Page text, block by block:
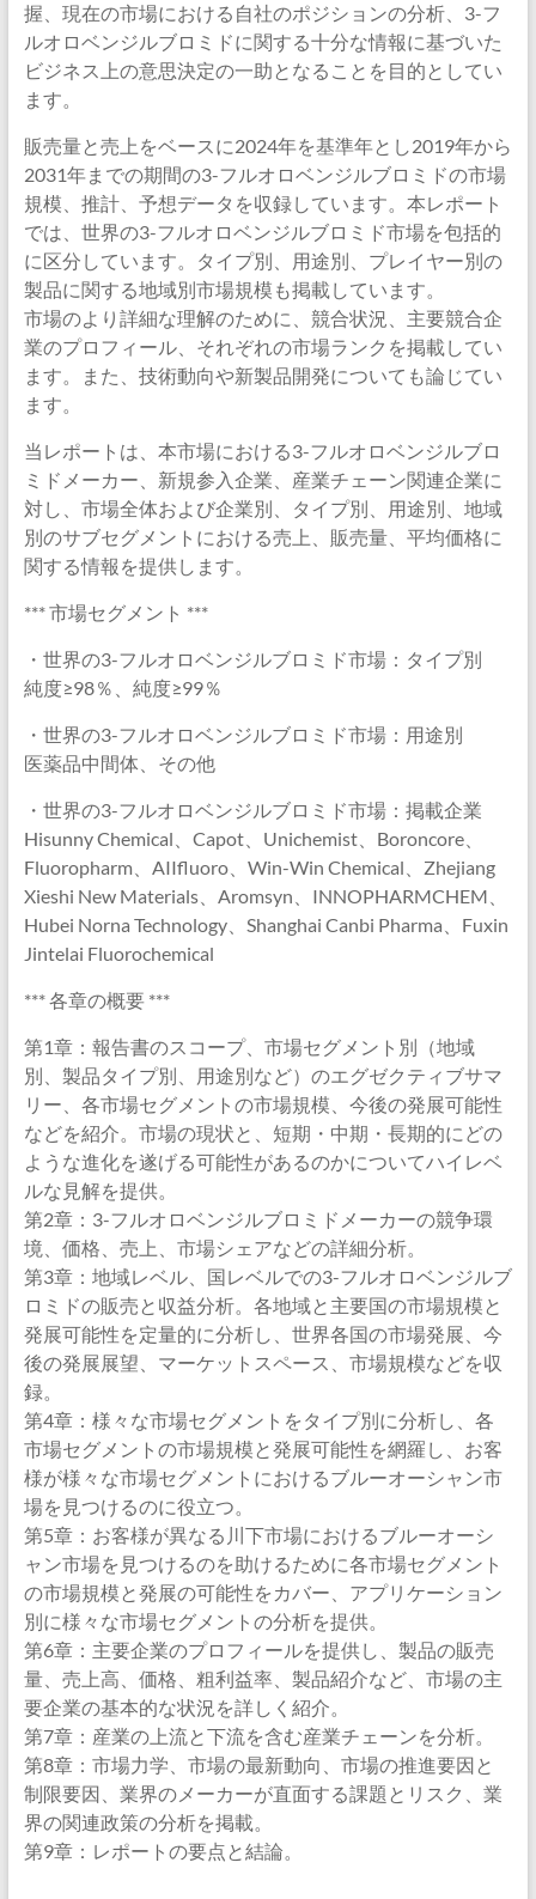
握、現在の市場における自社のポジションの分析、3-フ
ルオロベンジルブロミドに関する十分な情報に基づいた
ビジネス上の意思決定の一助となることを目的としてい
ます。
販売量と売上をベースに2024年を基準年とし2019年から
2031年までの期間の3-フルオロベンジルブロミドの市場
規模、推計、予想データを収録しています。本レポート
では、世界の3-フルオロベンジルブロミド市場を包括的
に区分しています。タイプ別、用途別、プレイヤー別の
製品に関する地域別市場規模も掲載しています。
市場のより詳細な理解のために、競合状況、主要競合企
業のプロフィール、それぞれの市場ランクを掲載してい
ます。また、技術動向や新製品開発についても論じてい
ます。
当レポートは、本市場における3-フルオロベンジルブロ
ミドメーカー、新規参入企業、産業チェーン関連企業に
対し、市場全体および企業別、タイプ別、用途別、地域
別のサブセグメントにおける売上、販売量、平均価格に
関する情報を提供します。
*** 市場セグメント ***
・世界の3-フルオロベンジルブロミド市場：タイプ別
純度≥98％、純度≥99％
・世界の3-フルオロベンジルブロミド市場：用途別
医薬品中間体、その他
・世界の3-フルオロベンジルブロミド市場：掲載企業
Hisunny Chemical、Capot、Unichemist、Boroncore、
Fluoropharm、AIIfluoro、Win-Win Chemical、Zhejiang
Xieshi New Materials、Aromsyn、INNOPHARMCHEM、
Hubei Norna Technology、Shanghai Canbi Pharma、Fuxin
Jintelai Fluorochemical
*** 各章の概要 ***
第1章：報告書のスコープ、市場セグメント別（地域
別、製品タイプ別、用途別など）のエグゼクティブサマ
リー、各市場セグメントの市場規模、今後の発展可能性
などを紹介。市場の現状と、短期・中期・長期的にどの
ような進化を遂げる可能性があるのかについてハイレベ
ルな見解を提供。
第2章：3-フルオロベンジルブロミドメーカーの競争環
境、価格、売上、市場シェアなどの詳細分析。
第3章：地域レベル、国レベルでの3-フルオロベンジルブ
ロミドの販売と収益分析。各地域と主要国の市場規模と
発展可能性を定量的に分析し、世界各国の市場発展、今
後の発展展望、マーケットスペース、市場規模などを収
録。
第4章：様々な市場セグメントをタイプ別に分析し、各
市場セグメントの市場規模と発展可能性を網羅し、お客
様が様々な市場セグメントにおけるブルーオーシャン市
場を見つけるのに役立つ。
第5章：お客様が異なる川下市場におけるブルーオーシ
ャン市場を見つけるのを助けるために各市場セグメント
の市場規模と発展の可能性をカバー、アプリケーション
別に様々な市場セグメントの分析を提供。
第6章：主要企業のプロフィールを提供し、製品の販売
量、売上高、価格、粗利益率、製品紹介など、市場の主
要企業の基本的な状況を詳しく紹介。
第7章：産業の上流と下流を含む産業チェーンを分析。
第8章：市場力学、市場の最新動向、市場の推進要因と
制限要因、業界のメーカーが直面する課題とリスク、業
界の関連政策の分析を掲載。
第9章：レポートの要点と結論。